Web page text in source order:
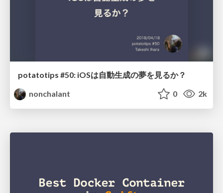
potatotips #50: iOSは自動生成の夢を見るか？
nonchalant
0 2k